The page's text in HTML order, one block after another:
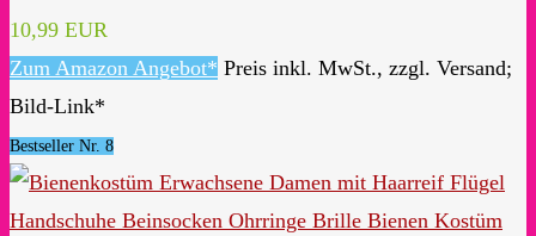
10,99 EUR
Zum Amazon Angebot* Preis inkl. MwSt., zzgl. Versand;
Bild-Link*
Bestseller Nr. 8